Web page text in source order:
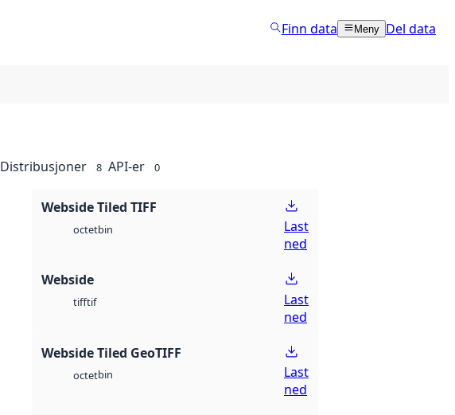
Finn data Meny Del data
Distribusjoner 8 API-er 0
Webside Tiled TIFF
octetbin
Last
ned
Webside
tifftif
Last
ned
Webside Tiled GeoTIFF
octetbin
Last
ned